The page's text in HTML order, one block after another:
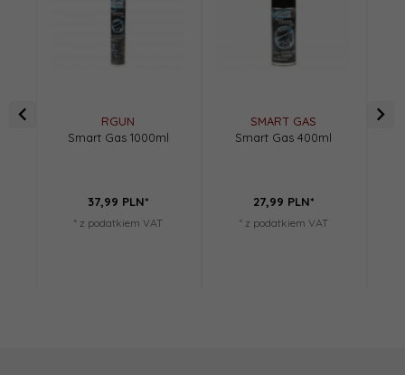
RGUN
Smart Gas 1000ml
37,99 PLN*
* z podatkiem VAT
SMART GAS
Smart Gas 400ml
27,99 PLN*
* z podatkiem VAT